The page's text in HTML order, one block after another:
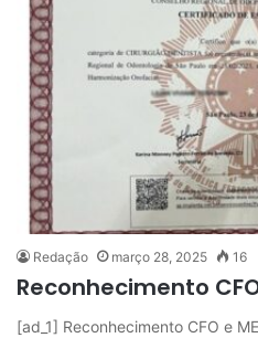
Redação março 28, 2025 16
Reconhecimento
[ad_1] Reconhecimento CFO e